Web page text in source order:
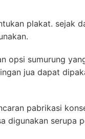
plakat. sejak
opsi sumurung
jua dapat
pabrikasi
digunakan serupa